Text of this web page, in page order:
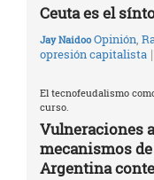
Ceuta es el
Jay Naidoo Opinión
opresión capitalista |
El tecnofeudalismo
curso.
Vulneraciones
mecanismos
Argentina